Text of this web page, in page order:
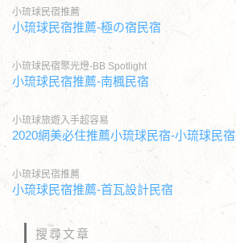
小琉球民宿推薦
小琉球民宿推薦-極の宿民宿
小琉球民宿聚光燈-BB Spotlight
小琉球民宿推薦-南楓民宿
小琉球旅遊入手超容易
2020網美必住推薦小琉球民宿-小琉球民
小琉球民宿推薦
小琉球民宿推薦-首瓦設計民宿
搜尋文章